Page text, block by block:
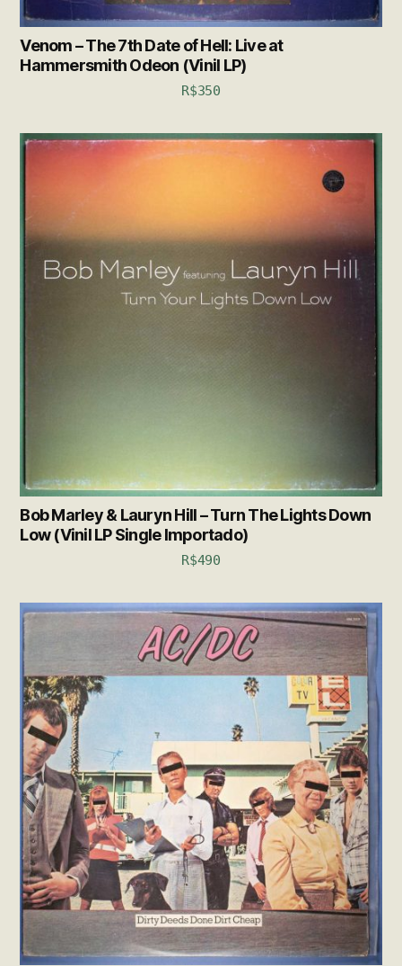
Venom – The 7th Date of Hell: Live at
Hammersmith Odeon (Vinil LP)
R$350
Bob Marley & Lauryn Hill – Turn The Lights Down
Low (Vinil LP Single Importado)
R$490